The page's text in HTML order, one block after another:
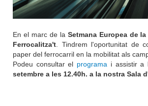
En el marc de la Setmana Europea de
Ferrocalitza't . Tindrem l'oportunitat de
paper del ferrocarril en la mobilitat als
Podeu consultar el programa i assistir a
setembre a les 12.40h. a la nostra Sala